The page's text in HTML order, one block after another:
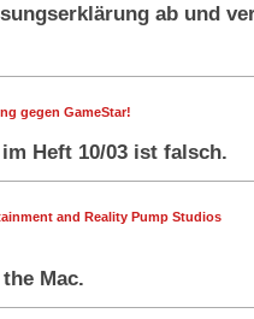
ab und
gegen GameStar!
Heft 10/03 ist falsch.
and Reality Pump Studios
Mac.